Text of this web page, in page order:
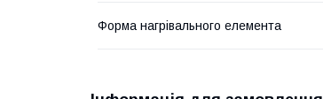
Форма нагрівального елемента